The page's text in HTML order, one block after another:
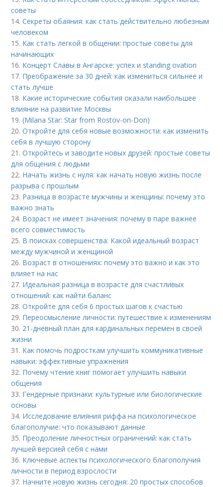
советы
14.Секреты обаяния: как стать действительно любезным
человеком
15. Как стать легкой в общении: простые советы для
начинающих
16. Концерт Славы в Ангарске: успех и standing ovation
17. Преображение за 30 дней: как измениться сильнее и
стать лучше
18. Какие исторические события оказали наибольшее
влияние на развитие Москвы
19.(Milana Star: Star from Rostov-on-Don)
20.Откройте для себя новые возможности: как изменить
себя в лучшую сторону
21.Откройтесь и заводите новых друзей: простые советы
для общения с людьми
22. Начать жизнь с нуля: как начать новую жизнь после
разрыва с прошлым
23. Разница в возрасте мужчины и женщины: почему это
важно знать
24. Возраст не имеет значения: почему в паре важнее
всего совместимость
25. В поисках совершенства: Какой идеальный возраст
между мужчиной и женщиной
26. Возраст в отношениях: почему это важно и как это
влияет на нас
27. Идеальная разница в возрасте для счастливых
отношений: как найти баланс
28.Откройте для себя 6 простых шагов к счастью
29. Переосмысление личности: путешествие к изменениям
30. 21-дневный план для кардинальных перемен в своей
жизни
31. Как помочь подросткам улучшить коммуникативные
навыки: эффективные упражнения
32. Почему чтение книг помогает улучшить навыки
общения
33. Гендерные признаки: культурные или биологические
основы
34. Исследование влияния риффа на психологическое
благополучие: что показывают данные
35. Преодоление личностных ограничений: как стать
лучшей версией себя с нами
36. Ключевые аспекты психологического благополучия
личности в период взрослости
37. Начните новую жизнь сегодня: 20 простых способов